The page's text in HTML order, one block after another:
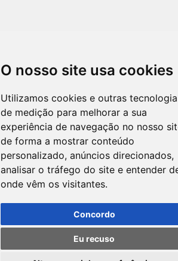
O nosso site usa cookies
Utilizamos cookies e outras
de medição para melhorar a sua
experiência de navegação no nosso
de forma a mostrar conteúdo
personalizado, anúncios direcionados,
analisar o tráfego do site e entender
onde vêm os visitantes.
Concordo
Eu recuso